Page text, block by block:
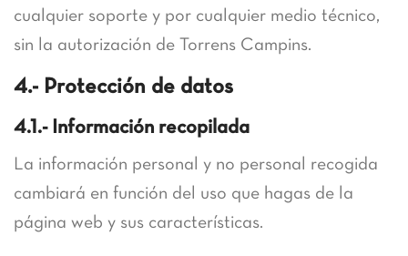
cualquier soporte y por cualquier medio técnico,
sin la autorización de Torrens Campins.
4.- Protección de datos
4.1.- Información recopilada
La información personal y no personal recogida
cambiará en función del uso que hagas de la
página web y sus características.